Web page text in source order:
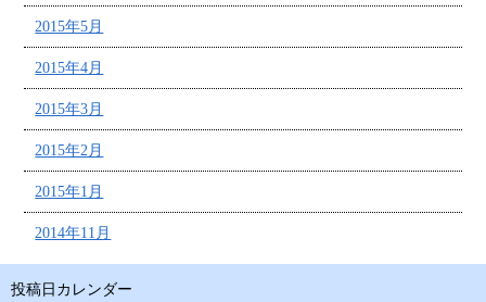
2015年5月
2015年4月
2015年3月
2015年2月
2015年1月
2014年11月
投稿日カレンダー